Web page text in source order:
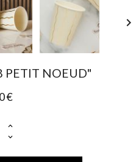

PETIT NOEUD"
€